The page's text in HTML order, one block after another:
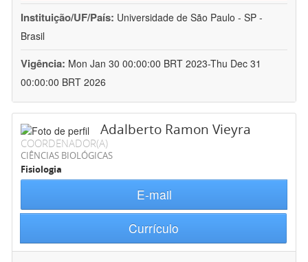
Instituição/UF/País: Universidade de São Paulo - SP -
Brasil
Vigência: Mon Jan 30 00:00:00 BRT 2023-Thu Dec 31
00:00:00 BRT 2026
Adalberto Ramon Vieyra
COORDENADOR(A)
CIÊNCIAS BIOLÓGICAS
Fisiologia
E-mail
Currículo